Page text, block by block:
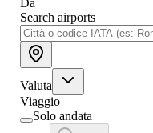
Da
Search airports
Valuta
Viaggio
Solo andata